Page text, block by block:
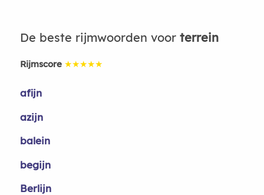
De beste rijmwoorden voor terrein
Rijmscore ★★★★★
afijn
azijn
balein
begijn
Berlijn